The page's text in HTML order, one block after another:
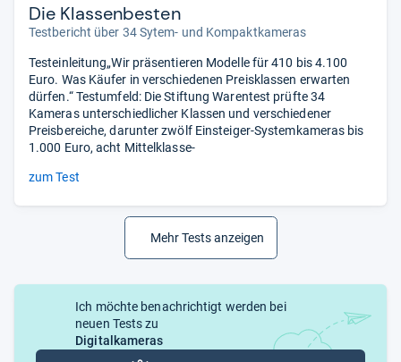
Die Klassenbesten
Testbericht über 34 Sytem- und Kompaktkameras
Testeinleitung„Wir präsentieren Modelle für 410 bis 4.100
Euro. Was Käufer in verschiedenen Preisklassen erwarten
dürfen.“ Testumfeld: Die Stiftung Warentest prüfte 34
Kameras unterschiedlicher Klassen und verschiedener
Preisbereiche, darunter zwölf Einsteiger-Systemkameras bis
1.000 Euro, acht Mittelklasse-
zum Test
Mehr Tests anzeigen
Ich möchte benachrichtigt werden bei
neuen Tests zu
Digitalkameras